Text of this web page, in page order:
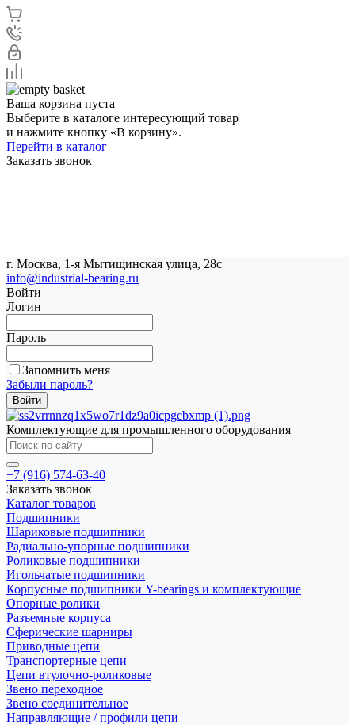
Ваша корзина пуста
Выберите в каталоге интересующий товар
и нажмите кнопку «В корзину».
Перейти в каталог
Заказать звонок
г. Москва, 1-я Мытищинская улица, 28с
info@industrial-bearing.ru
Войти
Логин
Пароль
Запомнить меня
Забыли пароль?
Комплектующие для промышленного оборудования
+7 (916) 574-63-40
Заказать звонок
Каталог товаров
Подшипники
Шариковые подшипники
Радиально-упорные подшипники
Роликовые подшипники
Игольчатые подшипники
Корпусные подшипники Y-bearings и комплектующие
Опорные ролики
Разъемные корпуса
Сферические шарниры
Приводные цепи
Транспортерные цепи
Цепи втулочно-роликовые
Звено переходное
Звено соединительное
Направляющие / профили цепи